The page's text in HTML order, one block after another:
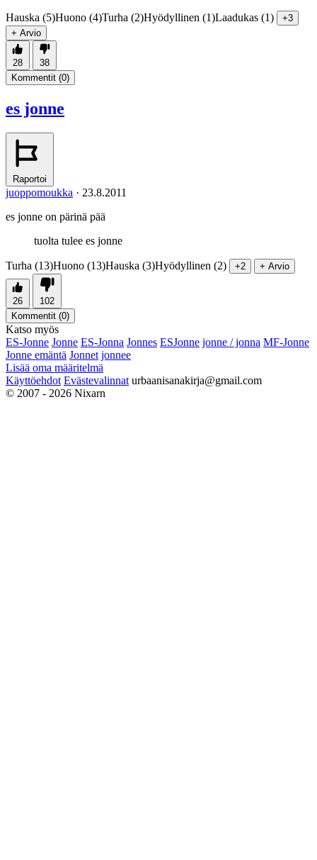
Hauska (5)Huono (4)Turha (2)Hyödyllinen (1)Laadukas (1)
+3
+ Arvio
28
38
Kommentit (0)
es jonne
Raportoi
juoppomoukka · 23.8.2011
es jonne on pärinä pää
tuolta tulee es jonne
Turha (13)Huono (13)Hauska (3)Hyödyllinen (2) +2 + Arvio
26
102
Kommentit (0)
Katso myös
ES-Jonne Jonne ES-Jonna Jonnes ESJonne jonne / jonna MF-Jonne
Jonne emäntä Jonnet jonnee
Lisää oma määritelmä
Käyttöehdot Evästevalinnat urbaanisanakirja@gmail.com
© 2007 - 2026 Nixarn